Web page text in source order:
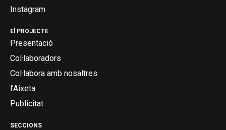
SECCIONS
El PROJECTE
Presentació
Col·laboradors
Col·labora amb nosaltres
l’Aixeta
Publicitat
Instagram